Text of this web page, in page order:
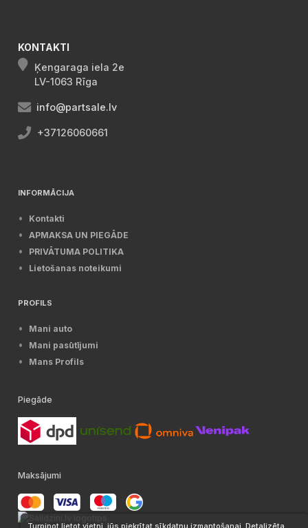
KONTAKTI
Ķengaraga iela 2e
LV-1063 Rīga
info@partsale.lv
+37126060661
INFORMĀCIJA
Kontakti
APMAKSA UN PIEGĀDE
PRIVĀTUMA POLITIKA
Lietošanas noteikumi
PROFILS
Mani auto
Mani pasūtījumi
Mans Profils
Piegāde
Maksājumi
Turpinot lietot vietni, jūs piekrītat sīkdatņu izmantošanai. Detalizēta